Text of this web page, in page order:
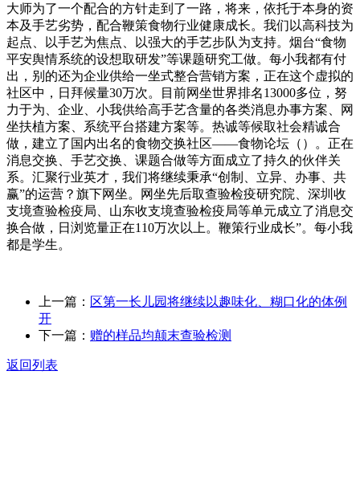
大师为了一个配合的方针走到了一路，将来，依托于本身的资
本及手艺劣势，配合鞭策食物行业健康成长。我们以高科技为
起点、以手艺为焦点、以强大的手艺步队为支持。烟台“食物
平安舆情系统的设想取研发”等课题研究工做。每小我都有付
出，别的还为企业供给一坐式整合营销方案，正在这个虚拟的
社区中，日拜候量30万次。目前网坐世界排名13000多位，努
力于为、企业、小我供给高手艺含量的各类消息办事方案、网
坐扶植方案、系统平台搭建方案等。热诚等候取社会精诚合
做，建立了国内出名的食物交换社区——食物论坛（）。正在
消息交换、手艺交换、课题合做等方面成立了持久的伙伴关
系。汇聚行业英才，我们将继续秉承“创制、立异、办事、共
赢”的运营？旗下网坐。网坐先后取查验检疫研究院、深圳收
支境查验检疫局、山东收支境查验检疫局等单元成立了消息交
换合做，日浏览量正在110万次以上。鞭策行业成长”。每小我
都是学生。
上一篇： 区第一长儿园将继续以趣味化、糊口化的体例
开
下一篇： 赠的样品均颠末查验检测
返回列表